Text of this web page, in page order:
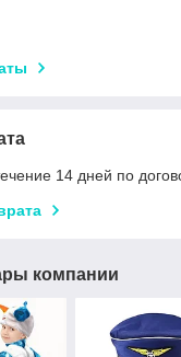
14 дней по
компании